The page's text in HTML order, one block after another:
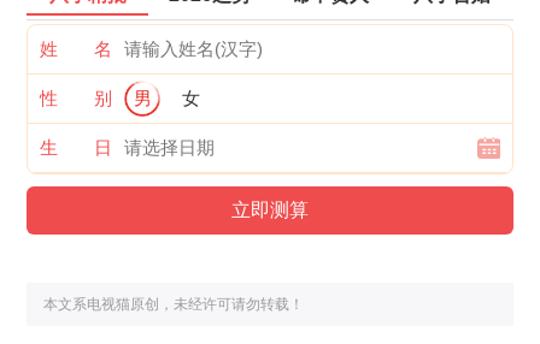
姓 名
性 别 男 女
生 日
本文系电视猫原创，未经许可请勿转载！